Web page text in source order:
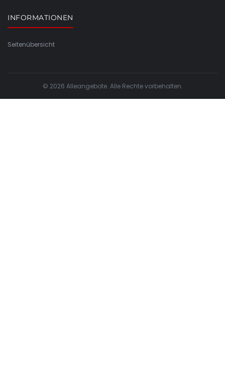
INFORMATIONEN
Seitenübersicht
© 2026 Alleangebote. Alle Rechte vorbehalten.